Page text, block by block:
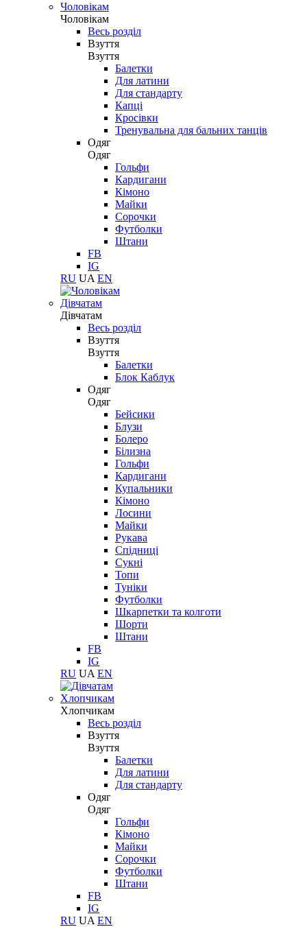
Чоловікам
Чоловікам
Весь розділ
Взуття
Взуття
Балетки
Для латини
Для стандарту
Капці
Кросівки
Тренувальна для бальних танців
Одяг
Одяг
Гольфи
Кардигани
Кімоно
Майки
Сорочки
Футболки
Штани
FB
IG
RU UA EN
Дівчатам
Дівчатам
Весь розділ
Взуття
Взуття
Балетки
Блок Каблук
Одяг
Одяг
Бейсики
Блузи
Болеро
Білизна
Гольфи
Кардигани
Купальники
Кімоно
Лосини
Майки
Рукава
Спідниці
Сукні
Топи
Туніки
Футболки
Шкарпетки та колготи
Шорти
Штани
FB
IG
RU UA EN
Хлопчикам
Хлопчикам
Весь розділ
Взуття
Взуття
Балетки
Для латини
Для стандарту
Одяг
Одяг
Гольфи
Кімоно
Майки
Сорочки
Футболки
Штани
FB
IG
RU UA EN